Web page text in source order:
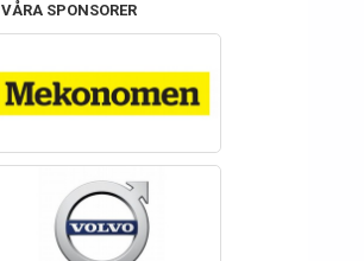
VÅRA SPONSORER